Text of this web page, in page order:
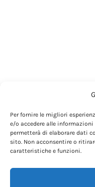
Per fornire le migliori
e/o accedere alle
permetterà di elaborare dati
sito. Non acconsentire o
caratteristiche e funzioni.